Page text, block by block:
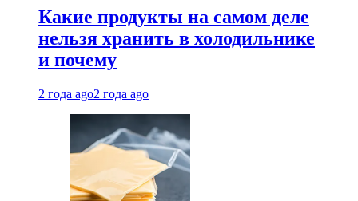
Какие продукты на самом деле
нельзя хранить в холодильнике
и почему
2 года ago2 года ago